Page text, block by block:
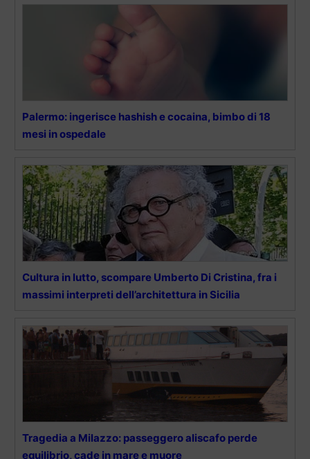
Palermo: ingerisce hashish e cocaina, bimbo di 18
mesi in ospedale
Cultura in lutto, scompare Umberto Di Cristina, fra i
massimi interpreti dell’architettura in Sicilia
Tragedia a Milazzo: passeggero aliscafo perde
equilibrio, cade in mare e muore